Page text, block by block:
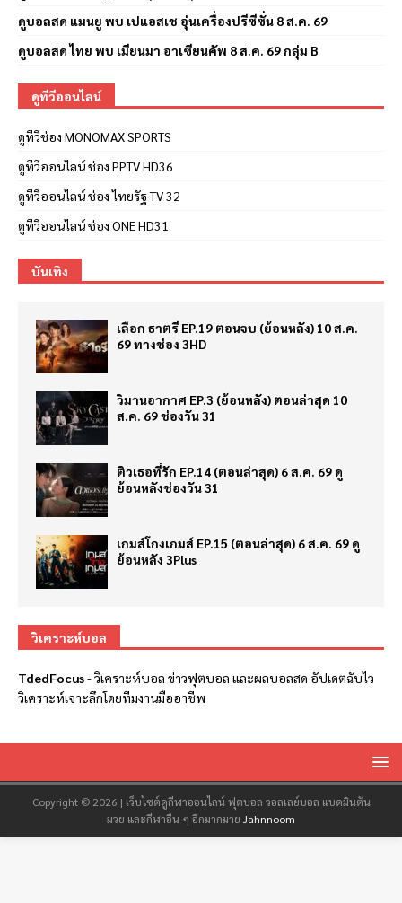
ดูบอลสด แมนยู พบ เปแอสเช อุ่นเครื่องปรีซีซั่น 8 ส.ค. 69
ดูบอลสด ไทย พบ เมียนมา อาเซียนคัพ 8 ส.ค. 69 กลุ่ม B
ดูทีวีออนไลน์
ดูทีวีช่อง MONOMAX SPORTS
ดูทีวีออนไลน์ ช่อง PPTV HD36
ดูทีวีออนไลน์ ช่อง ไทยรัฐ TV 32
ดูทีวีออนไลน์ ช่อง ONE HD31
บันเทิง
เลือก ธาตรี EP.19 ตอนจบ (ย้อนหลัง) 10 ส.ค.
69 ทางช่อง 3HD
วิมานอากาศ EP.3 (ย้อนหลัง) ตอนล่าสุด 10
ส.ค. 69 ช่องวัน 31
ติวเธอที่รัก EP.14 (ตอนล่าสุด) 6 ส.ค. 69 ดู
ย้อนหลังช่องวัน 31
เกมส์โกงเกมส์ EP.15 (ตอนล่าสุด) 6 ส.ค. 69 ดู
ย้อนหลัง 3Plus
วิเคราะห์บอล
TdedFocus-วิเคราะห์บอล ข่าวฟุตบอล และผลบอลสด อัปเดตฉับไว
วิเคราะห์เจาะลึกโดยทีมงานมืออาชีพ
Copyright © 2026 | เว็บไซต์ดูกีฬาออนไลน์ ฟุตบอล วอลเลย์บอล แบดมินตัน
มวย และกีฬาอื่น ๆ อีกมากมาย Jahnnoom